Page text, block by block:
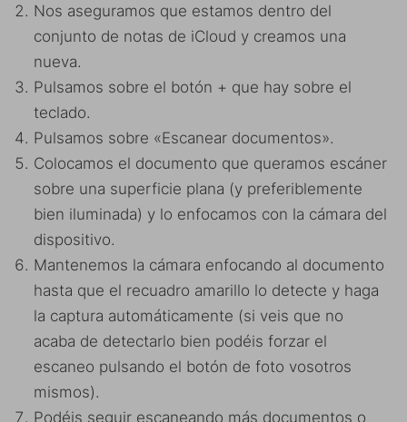
Nos aseguramos que estamos dentro del
conjunto de notas de iCloud y creamos una
nueva.
Pulsamos sobre el botón + que hay sobre el
teclado.
Pulsamos sobre «Escanear documentos».
Colocamos el documento que queramos escáner
sobre una superficie plana (y preferiblemente
bien iluminada) y lo enfocamos con la cámara del
dispositivo.
Mantenemos la cámara enfocando al documento
hasta que el recuadro amarillo lo detecte y haga
la captura automáticamente (si veis que no
acaba de detectarlo bien podéis forzar el
escaneo pulsando el botón de foto vosotros
mismos).
Podéis seguir escaneando más documentos o